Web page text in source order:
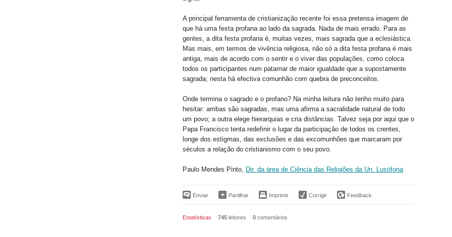
A principal ferramenta de cristianização recente foi essa pretensa imagem de
que há uma festa profana ao lado da sagrada. Nada de mais errado. Para as
gentes, a dita festa profana é, muitas vezes, mais sagrada que a eclesiástica.
Mas mais, em termos de vivência religiosa, não só a dita festa profana é mais
antiga, mais de acordo com o sentir e o viver das populações, como coloca
todos os participantes num patamar de maior igualdade que a supostamente
sagrada; nesta há efectiva comunhão com quebra de preconceitos.
Onde termina o sagrado e o profano? Na minha leitura não tenho muito para
hesitar: ambas são sagradas, mas uma afirma a sacralidade natural de todo
um povo; a outra elege hierarquias e cria distâncias. Talvez seja por aqui que o
Papa Francisco tenta redefinir o lugar da participação de todos os crentes,
longe dos estigmas, das exclusões e das excomunhões que marcaram por
séculos a relação do cristianismo com o seu povo.
Paulo Mendes Pinto, Dir. da área de Ciência das Religiões da Un. Lusófona
Enviar Partilhar Imprimir Corrigir Feedback
Estatísticas 745 leitores 0 comentários